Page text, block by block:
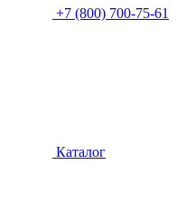
+7 (800) 700-75-61
Каталог